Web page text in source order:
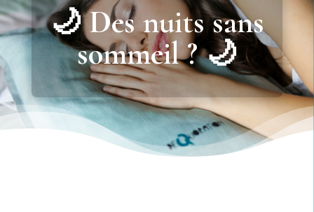
🌙 Des nuits sans
sommeil ? 🌙